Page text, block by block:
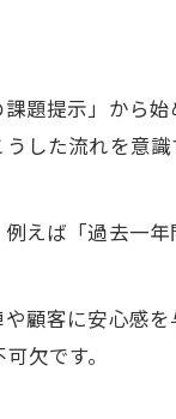
題提示」から
した流れを意
えば「過去一
顧客に安心感を
欠です。